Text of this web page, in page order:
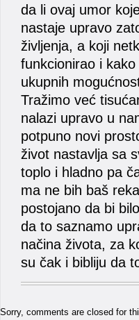
da li ovaj umor
nastaje upravo
življenja, a koji
funkcionirao i
ukupnih
Tražimo već
nalazi upravo u
potpuno novi
život nastavlja sa
toplo i hladno pa
ma ne bih baš
postojano da bi
da to saznamo
načina života, za
su čak i bibliju da
Sorry, comments are closed for